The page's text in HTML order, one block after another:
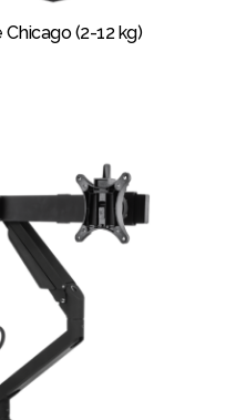
(2-12 kg)